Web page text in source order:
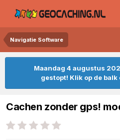
Navigatie Software
Maandag 4 augustus
gestopt! Klik op de
Cachen zonder gps!